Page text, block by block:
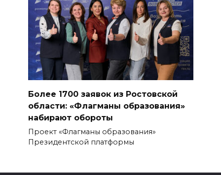
Более 1700 заявок из Ростовской
области: «Флагманы образования»
набирают обороты
Проект «Флагманы образования»
Президентской платформы